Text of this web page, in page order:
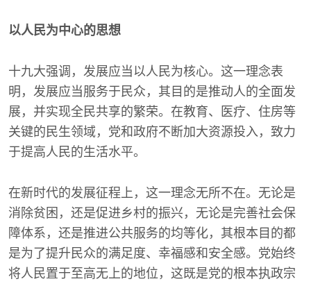
以人民为中心的思想
十九大强调，发展应当以人民为核心。这一理念表
明，发展应当服务于民众，其目的是推动人的全面发
展，并实现全民共享的繁荣。在教育、医疗、住房等
关键的民生领域，党和政府不断加大资源投入，致力
于提高人民的生活水平。
在新时代的发展征程上，这一理念无所不在。无论是
消除贫困，还是促进乡村的振兴，无论是完善社会保
障体系，还是推进公共服务的均等化，其根本目的都
是为了提升民众的满足度、幸福感和安全感。党始终
将人民置于至高无上的地位，这既是党的根本执政宗